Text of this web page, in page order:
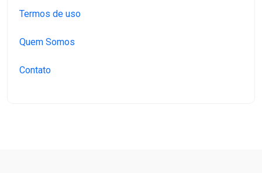
Termos de uso
Quem Somos
Contato